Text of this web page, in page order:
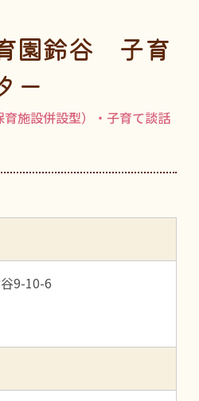
園鈴谷 子育
ー
施設併設型）・子育て談話
9-10-6